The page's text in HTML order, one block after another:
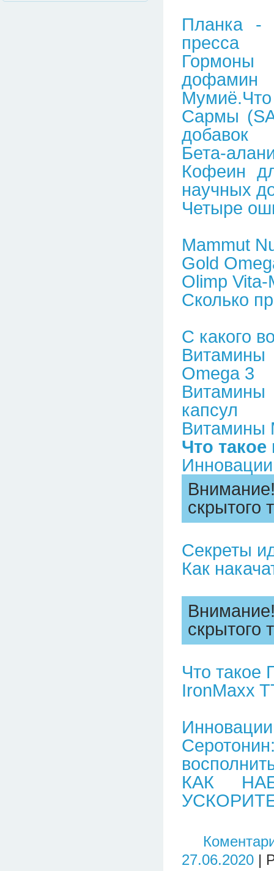
Планка -
пресса
Гормоны
дофамин
Мумиё.Что
Сармы
добавок
Бета-
Кофеин
научных
Четыре
Mammut
Gold
Olimp
Сколько
С какого
Витамины
Omega 3
капсул
Витамины
Что
скрытого
Секреты
Как
скрытого
Что такое
IronMaxx
КАК
27.06.2020 |